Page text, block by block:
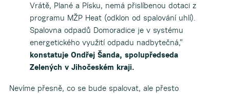
Vrátě, Plané a Písku, nemá přislíbenou dotaci z
programu MŽP Heat (odklon od spalování uhlí).
Spalovna odpadů Domoradice je v systému
energetického využití odpadu nadbytečná,“
konstatuje Ondřej Šanda, spolupředseda
Zelených v Jihočeském kraji.
Nevíme přesně, co se bude spalovat, ale přesto